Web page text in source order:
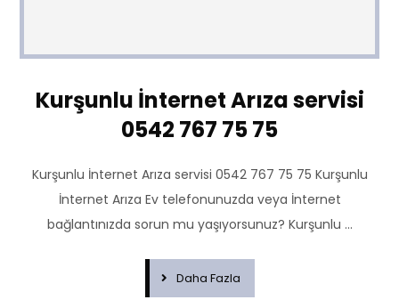
Kurşunlu İnternet Arıza servisi
0542 767 75 75
Kurşunlu İnternet Arıza servisi 0542 767 75 75 Kurşunlu
İnternet Arıza Ev telefonunuzda veya İnternet
bağlantınızda sorun mu yaşıyorsunuz? Kurşunlu ...
Daha Fazla